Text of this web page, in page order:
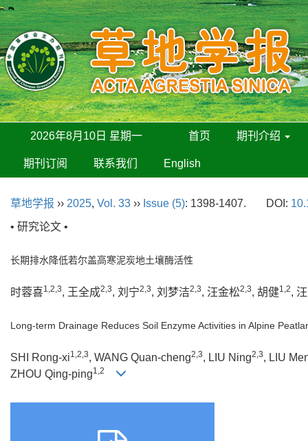
2026年8月10日 星期一 首页 期刊介绍
期刊订阅 联系我们 English
草地学报 ›› 2025, Vol. 33 ›› Issue (5): 1398-1407. DOI:
• 研究论文 •
长期排水降低若尔盖高寒泥炭地土壤酶活性
时蓉喜1,2,3, 王全成2,3, 刘宁2,3, 刘梦洁2,3, 汪金松2,3, 胡健1,2,
Long-term Drainage Reduces Soil Enzyme Activities in Alpine
SHI Rong-xi1,2,3, WANG Quan-cheng2,3, LIU Ning2,3, LIU
ZHOU Qing-ping1,2